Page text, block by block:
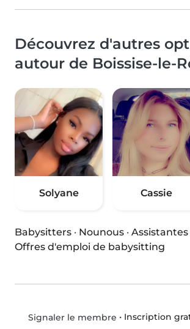
Découvrez d'autres
autour de Boissise-le-
Solyane Cassie
Babysitters · Nounous ·
Offres d'emploi de babysitting
Signaler le membre • Inscription